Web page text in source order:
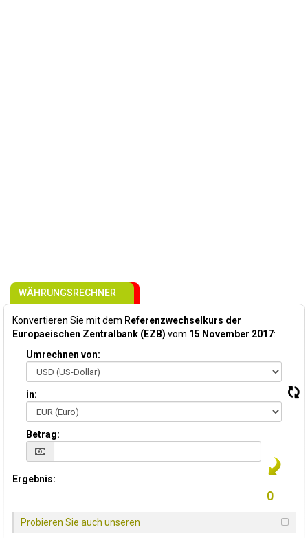
WÄHRUNGSRECHNER
Konvertieren Sie mit dem Referenzwechselkurs der
Europaeischen Zentralbank (EZB) vom 15 November 2017:
Umrechnen von:
in:
Betrag:
Ergebnis:
Probieren Sie auch unseren